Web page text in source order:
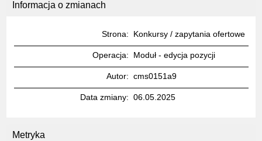
Informacja o zmianach
Strona Konkursy / zapytania ofertowe
Operacja Moduł - edycja pozycji
Autor cms0151a9
Data zmiany 06.05.2025
Metryka